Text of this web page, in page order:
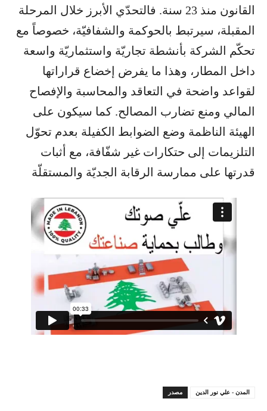
القانون منذ 23 سنة. فالتحدّي الأبرز خلال المرحلة
المقبلة، سيرتبط بالحوكمة والشفافيّة، خصوصاً مع
تحكّم الشركة بأنشطة تجاريّة واستثماريّة واسعة
داخل المطار، وهذا ما يفرض إخضاع قراراتها
لقواعد واضحة في التعاقد والمحاسبة والإفصاح
المالي ومنع تضارب المصالح. كما سيكون على
الهيئة الناظمة وضع الضوابط الكفيلة بعدم تحوّل
التلزيمات إلى حتكارات غير شفّافة، مع أثبات
قدرتها على ممارسة الرقابة الجديّة والمستقلّة
مصدر المدن - علي نور الدين